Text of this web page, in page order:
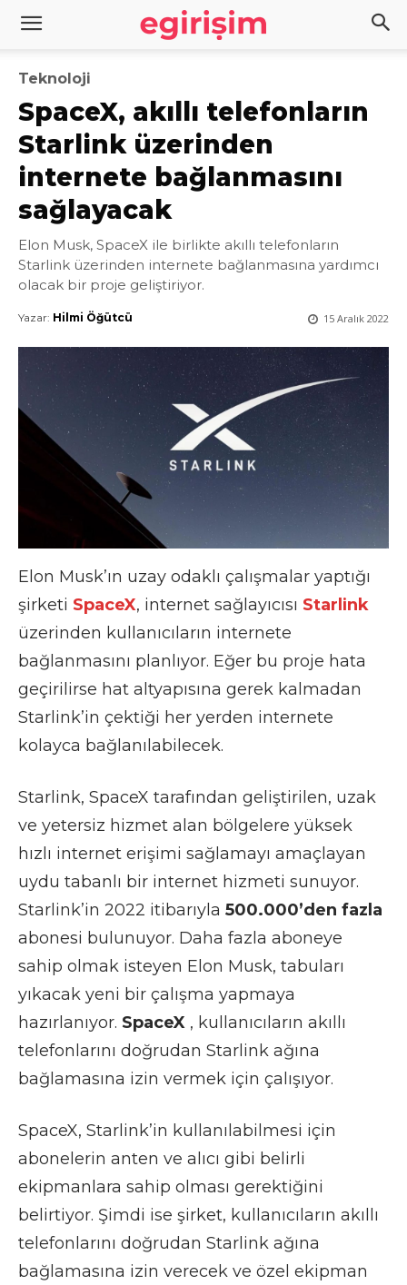
Teknoloji
SpaceX, akıllı telefonların
Starlink üzerinden
internete bağlanmasını
sağlayacak
Elon Musk, SpaceX ile birlikte akıllı telefonların
Starlink üzerinden internete bağlanmasına yardımcı
olacak bir proje geliştiriyor.
15 Aralık 2022
Yazar: Hilmi Öğütcü
Elon Musk’ın uzay odaklı çalışmalar yaptığı
şirketi SpaceX, internet sağlayıcısı Starlink
üzerinden kullanıcıların internete
bağlanmasını planlıyor. Eğer bu proje hata
geçirilirse hat altyapısına gerek kalmadan
Starlink’in çektiği her yerden internete
kolayca bağlanılabilecek.
Starlink, SpaceX tarafından geliştirilen, uzak
ve yetersiz hizmet alan bölgelere yüksek
hızlı internet erişimi sağlamayı amaçlayan
uydu tabanlı bir internet hizmeti sunuyor.
Starlink’in 2022 itibarıyla 500.000’den fazla
abonesi bulunuyor. Daha fazla aboneye
sahip olmak isteyen Elon Musk, tabuları
yıkacak yeni bir çalışma yapmaya
hazırlanıyor. SpaceX , kullanıcıların akıllı
telefonlarını doğrudan Starlink ağına
bağlamasına izin vermek için çalışıyor.
SpaceX, Starlink’in kullanılabilmesi için
abonelerin anten ve alıcı gibi belirli
ekipmanlara sahip olması gerektiğini
belirtiyor. Şimdi ise şirket, kullanıcıların akıllı
telefonlarını doğrudan Starlink ağına
bağlamasına izin verecek ve özel ekipman